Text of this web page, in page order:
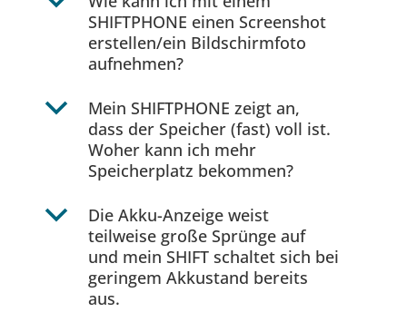
SHIFTPHONE einen Screenshot
erstellen/ein Bildschirmfoto
aufnehmen?
b
Mein SHIFTPHONE zeigt an,
dass der Speicher (fast) voll ist.
Woher kann ich mehr
Speicherplatz bekommen?
b
Die Akku-Anzeige weist
teilweise große Sprünge auf
und mein SHIFT schaltet sich bei
geringem Akkustand bereits
aus.